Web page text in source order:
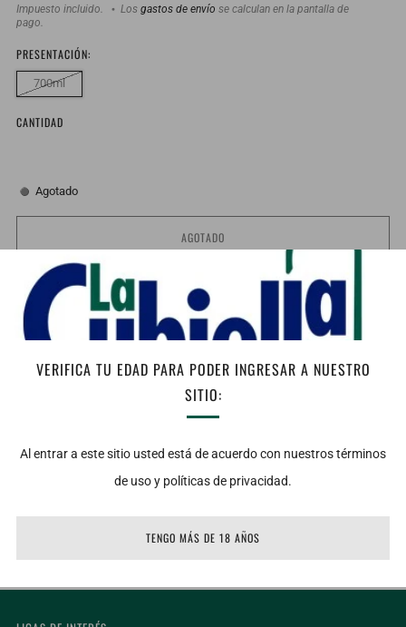
VERIFICA TU EDAD PARA PODER INGRESAR A NUESTRO
SITIO:
Al entrar a este sitio usted está de acuerdo con nuestros términos
de uso y políticas de privacidad.
TENGO MÁS DE 18 AÑOS
habitual
Impuesto incluido. Los gastos de envío se calculan en la pantalla de
pago.
PRESENTACIÓN:
700ml
CANTIDAD
Agotado
AGOTADO
Vista: Rojo rubí.
Nariz: Las suaves notas de la opulenta vainilla y las pasas dan
paso a un dulce conjunto de manzana, limón y naranja. Todo
equilibrado por un cuarteto especiado de raíz de jengibre, canela,
Boca: Este cuarteto picante es inquebrantable. El roble resuena,
junto con una ligera ralladura de cítricos.